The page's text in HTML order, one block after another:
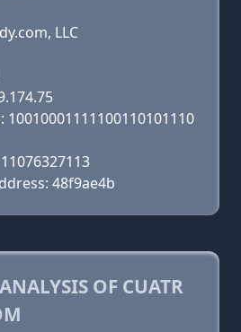
LLC
10010001111100110101110
48f9ae4b
OF CUATR